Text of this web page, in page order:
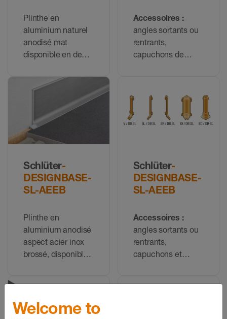
Plinthe en
aluminium naturel
anodisé mat
disponible en deux
Accessoires :
angles sortants ou
rentrants,
capuchons de
DESIGNBASE-SL-
AE
Schlüter-
DESIGNBASE-
SL-AEEB
Plinthe en
aluminium anodisé
aspect acier inox
brossé, disponible
Schlüter-
DESIGNBASE-
SL-AEEB
Accessoires :
angles sortants ou
rentrants,
capuchons et
Welcome to